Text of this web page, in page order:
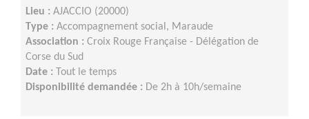
Lieu : AJACCIO (20000)
Type : Accompagnement social, Maraude
Association : Croix Rouge Française - Délégation de
Corse du Sud
Date : Tout le temps
Disponibilité demandée : De 2h à 10h/semaine